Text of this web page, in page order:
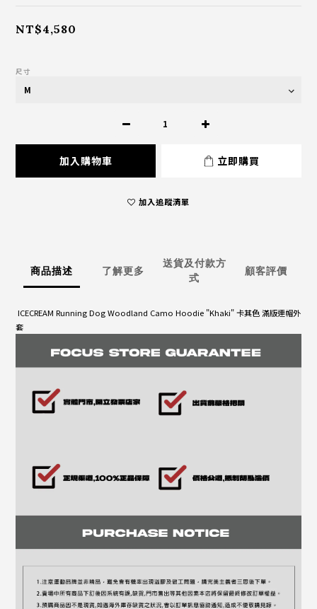
NT$4,580
尺寸
加入購物車 立即購買
加入追蹤清單
商品描述 了解更多
送貨及付款方
式
顧客評價
ICECREAM Running Dog Woodland Camo Hoodie "Khaki" 卡其色 滿版連帽外
套